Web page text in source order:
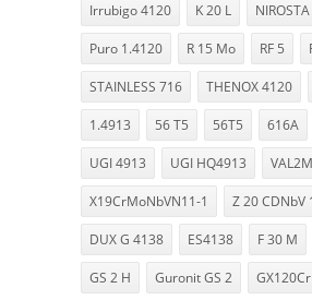
Irrubigo 4120 K 20 L
Puro 1.4120 R 15 Mo RF 5
STAINLESS 716 THENOX 4120
1.4913 56 T5 56T5 616A
UGI 4913 UGI HQ4913
X19CrMoNbVN11-1 Z 20 CDNbV
DUX G 4138 ES4138 F 30 M
GS 2 H Guronit GS 2